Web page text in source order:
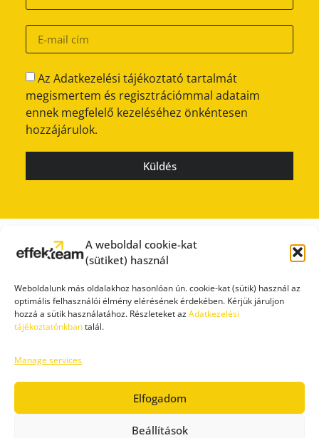
A weboldal cookie-kat
(sütiket) használ
Weboldalunk más oldalakhoz hasonlóan ún. cookie-kat (sütik) használ az
optimális felhasználói élmény elérésének érdekében. Kérjük járuljon
hozzá a sütik használatához. Részleteket azAdatkezelési
tájékoztatónkbantalál.
Manage services
Elfogadom
Beállítások
Az Adatkezelési tájékoztató tartalmát
megismertem és regisztrációmmal adataim
ennek megfelelő kezeléséhez önkéntesen
hozzájárulok.
Küldés
Copyright © 2017-2026 – Effekteam